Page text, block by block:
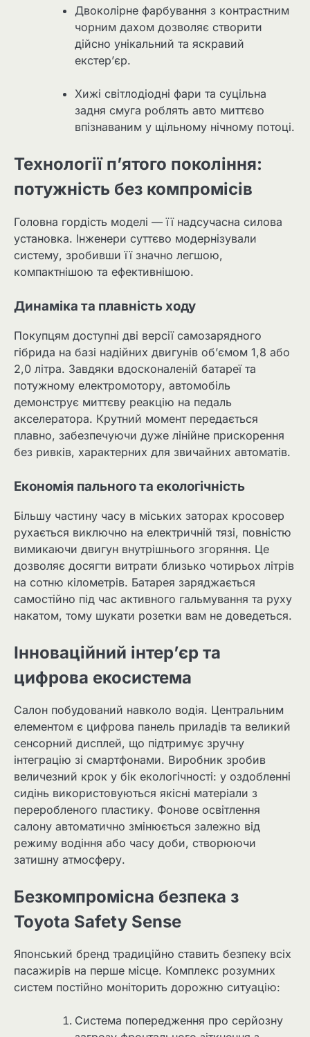
Двоколірне фарбування з контрастним
чорним дахом дозволяє створити
дійсно унікальний та яскравий
екстер’єр.
Хижі світлодіодні фари та суцільна
задня смуга роблять авто миттєво
впізнаваним у щільному нічному потоці.
Технології п’ятого покоління:
потужність без компромісів
Головна гордість моделі — її надсучасна силова
установка. Інженери суттєво модернізували
систему, зробивши її значно легшою,
компактнішою та ефективнішою.
Динаміка та плавність ходу
Покупцям доступні дві версії самозарядного
гібрида на базі надійних двигунів об’ємом 1,8 або
2,0 літра. Завдяки вдосконаленій батареї та
потужному електромотору, автомобіль
демонструє миттєву реакцію на педаль
акселератора. Крутний момент передається
плавно, забезпечуючи дуже лінійне прискорення
без ривків, характерних для звичайних автоматів.
Економія пального та екологічність
Більшу частину часу в міських заторах кросовер
рухається виключно на електричній тязі, повністю
вимикаючи двигун внутрішнього згоряння. Це
дозволяє досягти витрати близько чотирьох літрів
на сотню кілометрів. Батарея заряджається
самостійно під час активного гальмування та руху
накатом, тому шукати розетки вам не доведеться.
Інноваційний інтер’єр та
цифрова екосистема
Салон побудований навколо водія. Центральним
елементом є цифрова панель приладів та великий
сенсорний дисплей, що підтримує зручну
інтеграцію зі смартфонами. Виробник зробив
величезний крок у бік екологічності: у оздобленні
сидінь використовуються якісні матеріали з
переробленого пластику. Фонове освітлення
салону автоматично змінюється залежно від
режиму водіння або часу доби, створюючи
затишну атмосферу.
Безкомпромісна безпека з
Toyota Safety Sense
Японський бренд традиційно ставить безпеку всіх
пасажирів на перше місце. Комплекс розумних
систем постійно моніторить дорожню ситуацію:
Система попередження про серйозну